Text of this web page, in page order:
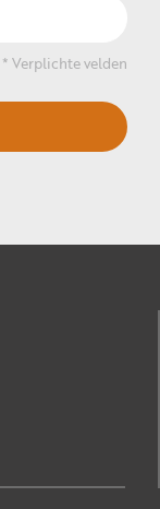
* Verplichte velden